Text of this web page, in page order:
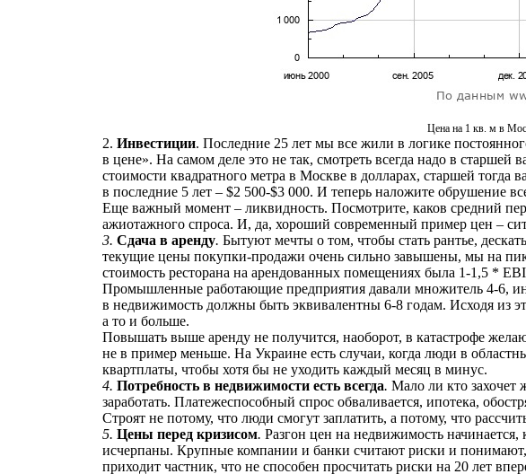
Цена на 1 кв. м в
2.Инвестиции. Последние 25 лет мы все жили в логике
в цене». На самом деле это не так, смотреть всегда надо в
стоимости квадратного метра в Москве в долларах, старшей тогда
в последние 5 лет – $2 500-$3 000. И теперь наложите обрушение
Еще важный момент – ликвидность. Посмотрите, каков средний
ажиотажного спроса. И, да, хороший современный пример цен –
3.Сдача в аренду. Бытуют мечты о том, чтобы стать рантье,
текущие цены покупки-продажи очень сильно завышены, мы на
стоимость ресторана на арендованных помещениях была 1-1,5 *
Промышленные работающие предприятия давали множитель 4-6,
в недвижимость должны быть эквивалентны 6-8 годам. Исходя из
а то и больше.
Повышать выше аренду не получится, наоборот, в катастрофе
не в пример меньше. На Украине есть случаи, когда люди в
квартплаты, чтобы хотя бы не уходить каждый месяц в минус.
4.Потребность в недвижимости есть всегда. Мало ли кто захочет
заработать. Платежеспособный спрос обваливается, ипотека,
Строят не потому, что люди смогут заплатить, а потому, что
5.Цены перед кризисом. Разгон цен на недвижимость начинается,
исчерпаны. Крупные компании и банки считают риски и понимают,
приходит частник, что не способен просчитать риски на 20 лет